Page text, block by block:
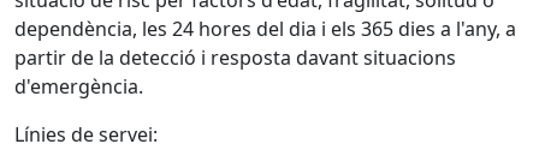
dependència, les 24 hores del dia i els 365 dies a l'any, a
partir de la detecció i resposta davant situacions
d'emergència.
Línies de servei: